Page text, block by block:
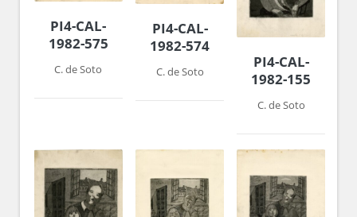
PI4-CAL-
1982-575
C. de Soto
PI4-CAL-
1982-574
C. de Soto
PI4-CAL-
1982-155
C. de Soto